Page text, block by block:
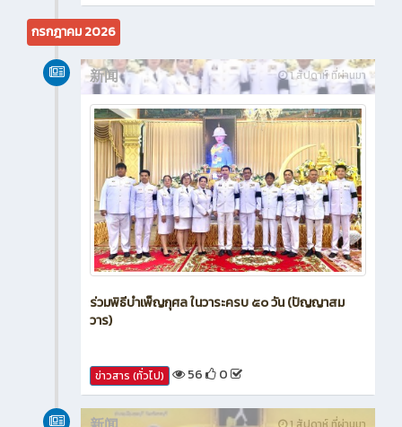
กรกฎาคม 2026
1 สัปดาห์ ที่ผ่านมา
新闻
ร่วมพิธีบำเพ็ญกุศล ในวาระครบ ๕๐ วัน (ปัญญาสม
วาร)
ข่าวสาร (ทั่วไป) 56 0